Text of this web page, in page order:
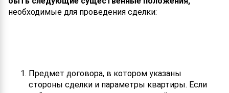
необходимые для проведения сделки:
Предмет договора, в котором указаны
стороны сделки и параметры квартиры. Если